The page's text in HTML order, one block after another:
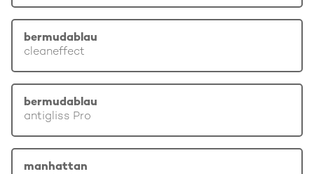
bermudablau
cleaneffect
bermudablau
antigliss Pro
manhattan